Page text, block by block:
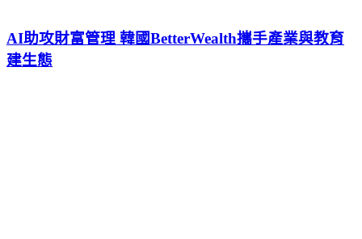
AI助攻財富管理 韓國BetterWealth攜手產業與教育
建生態